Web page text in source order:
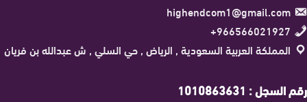
highendcom1@gmail.com
966566021927+
المملكة العربية السعودية , الرياض , حي السلي , ش عبدالله بن فريان
رقم السجل : 1010863631